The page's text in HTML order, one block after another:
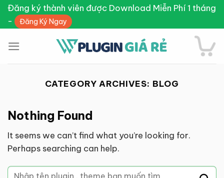
Skip
content
Đăng ký thành viên được Download Miễn Phí 1 tháng
-
Đăng Ký Ngay
CATEGORY ARCHIVES: BLOG
Nothing Found
It seems we can’t find what you’re looking for.
Perhaps searching can help.